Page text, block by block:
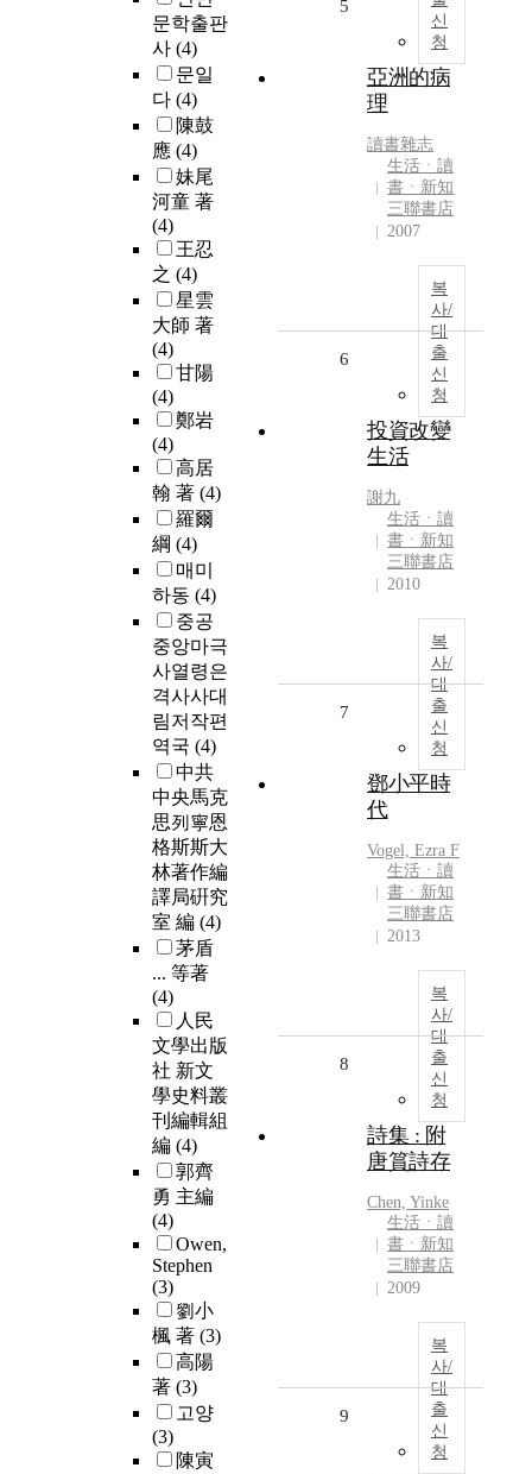
문학출판
사 (4)
문일
다 (4)
陳鼓
應 (4)
妹尾
河童 著
(4)
王忍
之 (4)
星雲
大師 著
(4)
甘陽
(4)
鄭岩
(4)
高居
翰 著 (4)
羅爾
綱 (4)
매미
하동 (4)
중공
중앙마극
사열령은
격사사대
림저작편
역국 (4)
中共
中央馬克
思列寧恩
格斯斯大
林著作編
譯局硏究
室 編 (4)
茅盾
... 等著
(4)
人民
文學出版
社 新文
學史料叢
刊編輯組
編 (4)
郭齊
勇 主編
(4)
Owen,
Stephen
(3)
劉小
楓 著 (3)
高陽
著 (3)
고양
(3)
陳寅
신
청
5
亞洲的病
理
讀書雜志
生活ㆍ讀
書ㆍ新知
三聯書店
2007
복
사/
대
출
신
청
6
投資改變
生活
謝九
生活ㆍ讀
書ㆍ新知
三聯書店
2010
복
사/
대
출
신
청
7
鄧小平時
代
Vogel, Ezra F
生活ㆍ讀
書ㆍ新知
三聯書店
2013
복
사/
대
출
신
청
8
詩集 : 附
唐篔詩存
Chen, Yinke
生活ㆍ讀
書ㆍ新知
三聯書店
2009
복
사/
대
출
신
청
9